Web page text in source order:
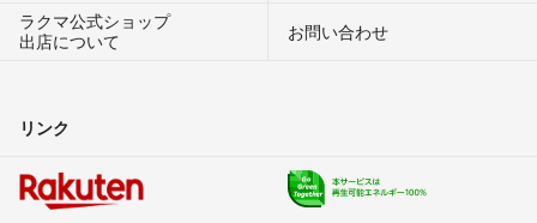
ラクマ公式ショップ
出店について
お問い合わせ
リンク